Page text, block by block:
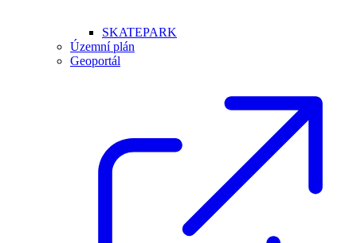
SKATEPARK
Územní plán
Geoportál